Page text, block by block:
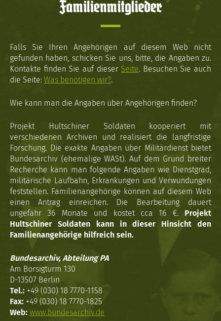
Familienmitglieder
Falls Sie Ihren Angehörigen auf diesem Web nicht
gefunden haben, schicken Sie uns, bitte, die Angaben zu.
Kontakte finden Sie auf dieser Seite. Besuchen Sie auch
die Seite: Was benötigen wir?.
Wie kann man die Angaben über Angehörigen finden?
Projekt Hultschiner Soldaten kooperiert mit
verschiedenen Archiven und realisiert die langfristige
Forschung. Die exakte Angaben über Militärdienst bietet
Bundesarchiv (ehemalige WASt). Auf dem Grund breiter
Recherche kann man folgende Angaben wie Dienstgrad,
militärische Laufbahn, Erkrankungen und Verwundungen
feststellen. Familienangehörige können auf diesem Web
einen Antrag einreichen. Die Bearbeitung dauert
ungefähr 36 Monate und kostet cca 16 €. Projekt
Hultschiner Soldaten kann in dieser Hinsicht den
Familienangehörige hilfreich sein.
Bundesarchiv, Abteilung PA
Am Borsigturm 130
D-13507 Berlin
Tel.: +49 (030) 18 7770-1158
Fax: +49 (030) 18 7770-1825
Web: www.bundesarchiv.de